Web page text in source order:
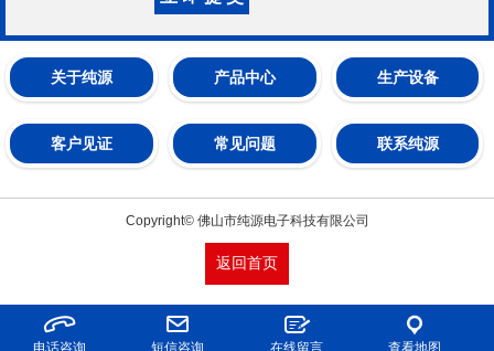
关于纯源 产品中心 生产设备
客户见证 常见问题 联系纯源
Copyright© 佛山市纯源电子科技有限公司
返回首页
电话咨询 短信咨询 在线留言 查看地图